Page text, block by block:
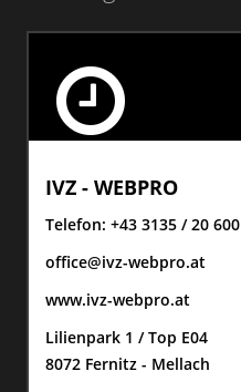
IVZ - WEBPRO
Telefon: +43 3135 / 20 600
office@ivz-webpro.at
www.ivz-webpro.at
Lilienpark 1 / Top E04
8072 Fernitz - Mellach